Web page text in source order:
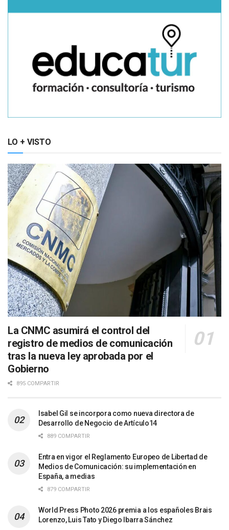
LO + VISTO
La CNMC asumirá el control del
registro de medios de comunicación
tras la nueva ley aprobada por el
Gobierno
895 COMPARTIR
Isabel Gil se incorpora como nueva directora de
Desarrollo de Negocio de Artículo14
889 COMPARTIR
Entra en vigor el Reglamento Europeo de Libertad de
Medios de Comunicación: su implementación en
España, a medias
879 COMPARTIR
World Press Photo 2026 premia a los españoles Brais
Lorenzo, Luis Tato y Diego Ibarra Sánchez